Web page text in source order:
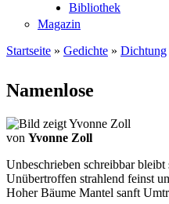
Bibliothek
Magazin
Startseite » Gedichte » Dichtung
Namenlose
von Yvonne Zoll
Unbeschrieben schreibbar bleibt
Unübertroffen strahlend feinst
Hoher Bäume Mantel sanft